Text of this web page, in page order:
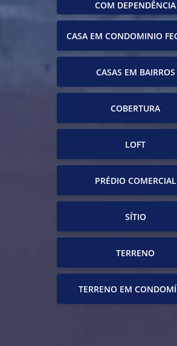
COM DEPENDÊNCIA
CASA EM CONDOMINIO
CASAS EM BAIRROS
COBERTURA
LOFT
PRÉDIO COMERCIAL
SÍTIO
TERRENO
TERRENO EM